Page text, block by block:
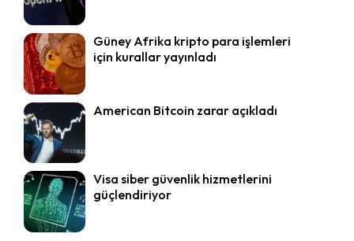
Güney Afrika kripto para işlemleri
için kurallar yayınladı
American Bitcoin zarar açıkladı
Visa siber güvenlik hizmetlerini
güçlendiriyor